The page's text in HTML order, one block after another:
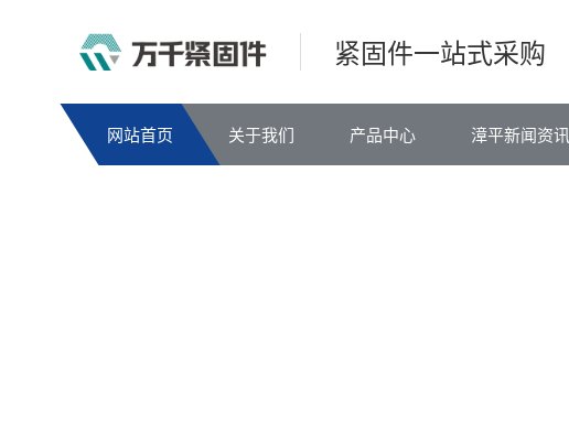
紧固件一站式采购
网站首页 关于我们 产品中心 漳平新闻资讯